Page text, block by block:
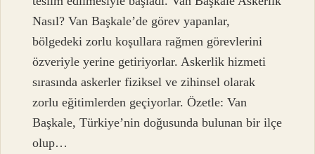
Nasıl? Van Başkale’de görev yapanlar,
bölgedeki zorlu koşullara rağmen görevlerini
özveriyle yerine getiriyorlar. Askerlik hizmeti
sırasında askerler fiziksel ve zihinsel olarak
zorlu eğitimlerden geçiyorlar. Özetle: Van
Başkale, Türkiye’nin doğusunda bulunan bir ilçe
olup…